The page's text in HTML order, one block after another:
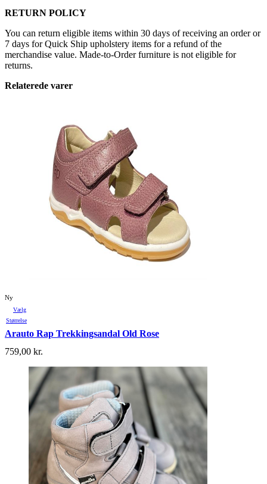
RETURN POLICY
You can return eligible items within 30 days of receiving an order or
7 days for Quick Ship upholstery items for a refund of the
merchandise value. Made-to-Order furniture is not eligible for
returns.
Relaterede varer
Ny
Vælg
Størrelse
Arauto Rap Trekkingsandal Old Rose
759,00 kr.